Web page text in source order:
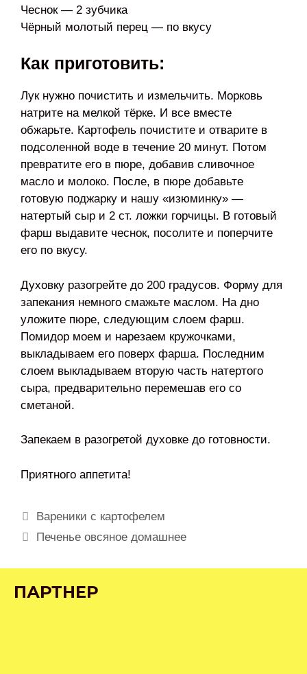
Чеснок — 2 зубчика
Чёрный молотый перец — по вкусу
Как приготовить:
Лук нужно почистить и измельчить. Морковь
натрите на мелкой тёрке. И все вместе
обжарьте. Картофель почистите и отварите в
подсоленной воде в течение 20 минут. Потом
превратите его в пюре, добавив сливочное
масло и молоко. После, в пюре добавьте
готовую поджарку и нашу «изюминку» —
натертый сыр и 2 ст. ложки горчицы. В готовый
фарш выдавите чеснок, посолите и поперчите
его по вкусу.
Духовку разогрейте до 200 градусов. Форму для
запекания немного смажьте маслом. На дно
уложите пюре, следующим слоем фарш.
Помидор моем и нарезаем кружочками,
выкладываем его поверх фарша. Последним
слоем выкладываем вторую часть натертого
сыра, предварительно перемешав его со
сметаной.
Запекаем в разогретой духовке до готовности.
Приятного аппетита!
Навигация
записи
Вареники с картофелем
Печенье овсяное домашнее
ПАРТНЕР